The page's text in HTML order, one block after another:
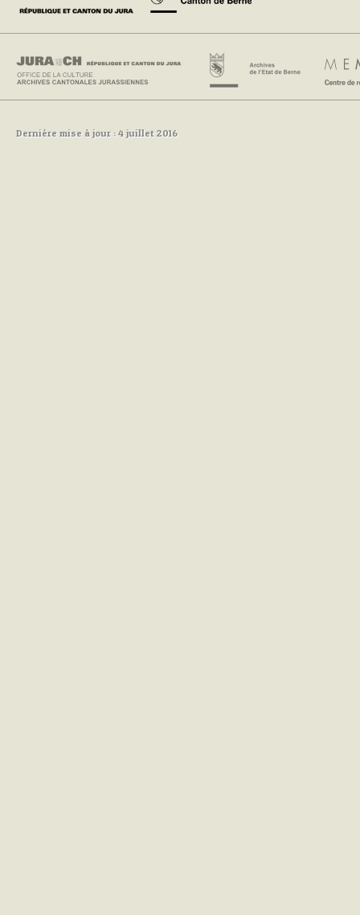
Dernière mise à jour : 4 juillet 2016